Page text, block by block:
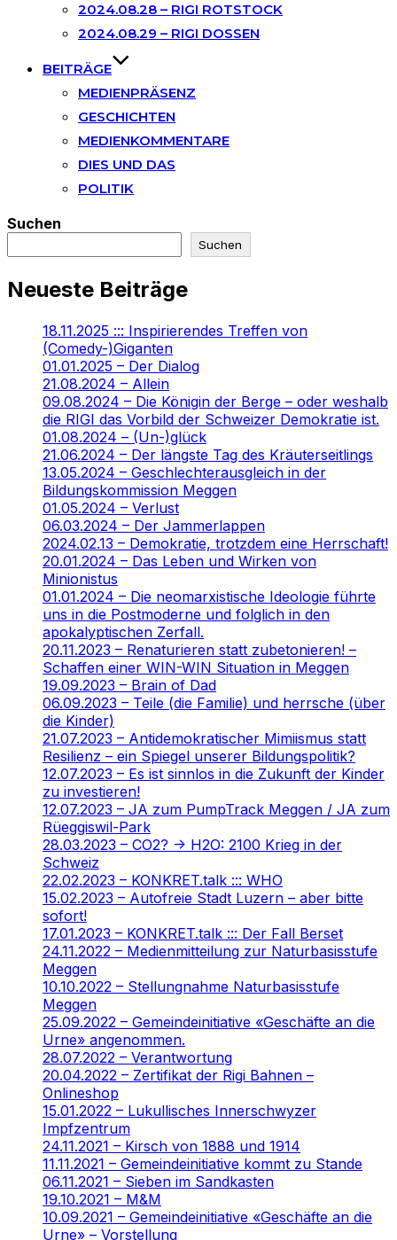
2024.08.28 – RIGI ROTSTOCK
2024.08.29 – RIGI DOSSEN
BEITRÄGE
MEDIENPRÄSENZ
GESCHICHTEN
MEDIENKOMMENTARE
DIES UND DAS
POLITIK
Suchen
Suchen
Neueste Beiträge
18.11.2025 ::: Inspirierendes Treffen von
(Comedy-)Giganten
01.01.2025 – Der Dialog
21.08.2024 – Allein
09.08.2024 – Die Königin der Berge – oder weshalb
die RIGI das Vorbild der Schweizer Demokratie ist.
01.08.2024 – (Un-)glück
21.06.2024 – Der längste Tag des Kräuterseitlings
13.05.2024 – Geschlechterausgleich in der
Bildungskommission Meggen
01.05.2024 – Verlust
06.03.2024 – Der Jammerlappen
2024.02.13 – Demokratie, trotzdem eine Herrschaft!
20.01.2024 – Das Leben und Wirken von
Minionistus
01.01.2024 – Die neomarxistische Ideologie führte
uns in die Postmoderne und folglich in den
apokalyptischen Zerfall.
20.11.2023 – Renaturieren statt zubetonieren! –
Schaffen einer WIN-WIN Situation in Meggen
19.09.2023 – Brain of Dad
06.09.2023 – Teile (die Familie) und herrsche (über
die Kinder)
21.07.2023 – Antidemokratischer Mimiismus statt
Resilienz – ein Spiegel unserer Bildungspolitik?
12.07.2023 – Es ist sinnlos in die Zukunft der Kinder
zu investieren!
12.07.2023 – JA zum PumpTrack Meggen / JA zum
Rüeggiswil-Park
28.03.2023 – CO2? -> H2O: 2100 Krieg in der
Schweiz
22.02.2023 – KONKRET.talk ::: WHO
15.02.2023 – Autofreie Stadt Luzern – aber bitte
sofort!
17.01.2023 – KONKRET.talk ::: Der Fall Berset
24.11.2022 – Medienmitteilung zur Naturbasisstufe
Meggen
10.10.2022 – Stellungnahme Naturbasisstufe
Meggen
25.09.2022 – Gemeindeinitiative «Geschäfte an die
Urne» angenommen.
28.07.2022 – Verantwortung
20.04.2022 – Zertifikat der Rigi Bahnen –
Onlineshop
15.01.2022 – Lukullisches Innerschwyzer
Impfzentrum
24.11.2021 – Kirsch von 1888 und 1914
11.11.2021 – Gemeindeinitiative kommt zu Stande
06.11.2021 – Sieben im Sandkasten
19.10.2021 – M&M
10.09.2021 – Gemeindeinitiative «Geschäfte an die
Urne» – Vorstellung